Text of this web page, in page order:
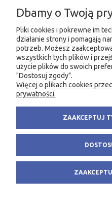
MOJE
KONTAKT
info@fachowa.pl
Dbamy o Twoją
Pliki cookies i pokrewne im
działanie strony i pomagają
potrzeb. Możesz
wszystkich tych plików i
użycie plików do swoich
"Dostosuj zgody".
Więcej o plikach cookies
prywatności.
ZAAKCEPTUJ